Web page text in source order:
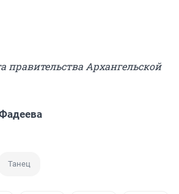
правительства Архангельской
Танец